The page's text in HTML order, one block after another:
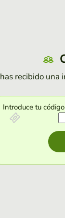
recibido una
Introduce tu código